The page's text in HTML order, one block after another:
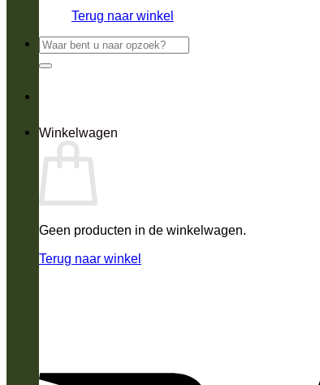
Terug naar winkel
Zoeken
Winkelwagen
Geen producten in de winkelwagen.
Terug naar winkel